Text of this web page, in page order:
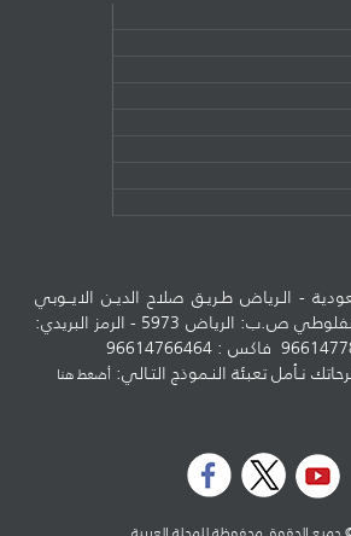
- الـرياض طـريـق صلاح الديـن الايــوبي
(الستين) - شـارع المنفلوطي ص.ب: الرياض 5973 - الرمز البريدي:
نـأمل تعبئة النـموذج التـالي:أضغط هنا